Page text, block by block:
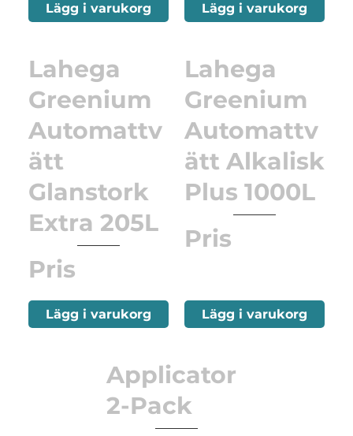
Lägg i varukorg Lägg i varukorg
Lahega
Greenium
Automattv
ätt
Glanstork
Extra 205L
Pris
Lägg i varukorg
Lahega
Greenium
Automattv
ätt Alkalisk
Plus 1000L
Pris
Lägg i varukorg
Applicator
2-Pack